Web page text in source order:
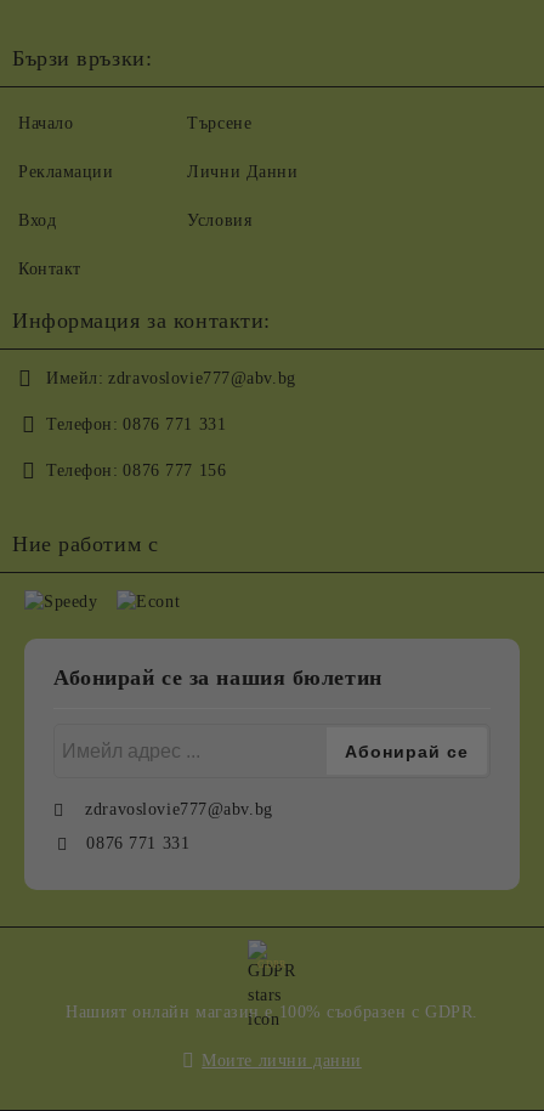
Бързи връзки:
Начало
Рекламации
Вход
Контакт
Търсене
Лични Данни
Условия
Информация за контакти:
Имейл: zdravoslovie777@abv.bg
Телефон: 0876 771 331
Телефон: 0876 777 156
Ние работим с
Абонирай се за нашия бюлетин
zdravoslovie777@abv.bg
0876 771 331
GDPR
Нашият онлайн магазин е 100% съобразен с GDPR.
Моите лични данни